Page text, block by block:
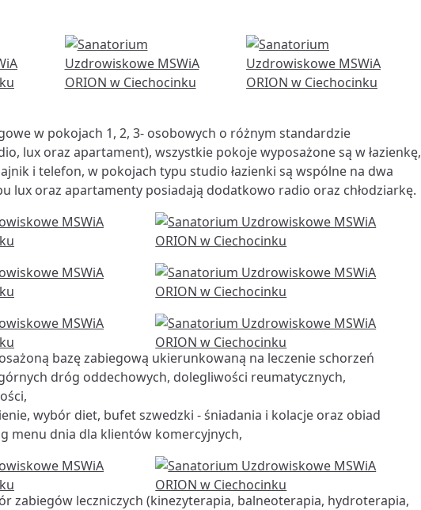
w pokojach 1, 2, 3- osobowych o różnym standardzie
lux oraz apartament), wszystkie pokoje wyposażone są w łazienkę,
i telefon, w pokojach typu studio łazienki są wspólne na dwa
lux oraz apartamenty posiadają dodatkowo radio oraz chłodziarkę.
bazę zabiegową ukierunkowaną na leczenie schorzeń
dróg oddechowych, dolegliwości reumatycznych,
wybór diet, bufet szwedzki - śniadania i kolacje oraz obiad
menu dnia dla klientów komercyjnych,
zabiegów leczniczych (kinezyterapia, balneoterapia, hydroterapia,